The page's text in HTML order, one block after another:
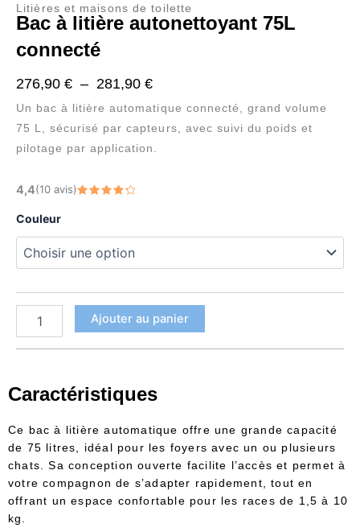
Litières et maisons de toilette
Bac à litière autonettoyant 75L
connecté
276,90 € – 281,90 €Plage
de
prix :
276,90 €
Un bac à litière automatique connecté, grand volume
75 L, sécurisé par capteurs, avec suivi du poids et
pilotage par application.
4,4(10 avis)
Couleur
quantité
Bac
à
litière
autonettoyant
Ajouter au panier
Caractéristiques
Ce bac à litière automatique offre une grande capacité
de 75 litres, idéal pour les foyers avec un ou plusieurs
chats. Sa conception ouverte facilite l’accès et permet à
votre compagnon de s’adapter rapidement, tout en
offrant un espace confortable pour les races de 1,5 à 10
kg.